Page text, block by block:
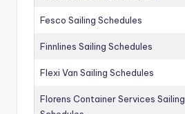
Fesco Sailing Schedules
Finnlines Sailing Schedules
Flexi Van Sailing Schedules
Florens Container Services Sailing